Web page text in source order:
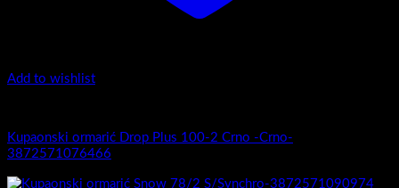
Add to wishlist
Kupaonski ormarić Drop Plus 100-2 Crno -Crno-
3872571076466